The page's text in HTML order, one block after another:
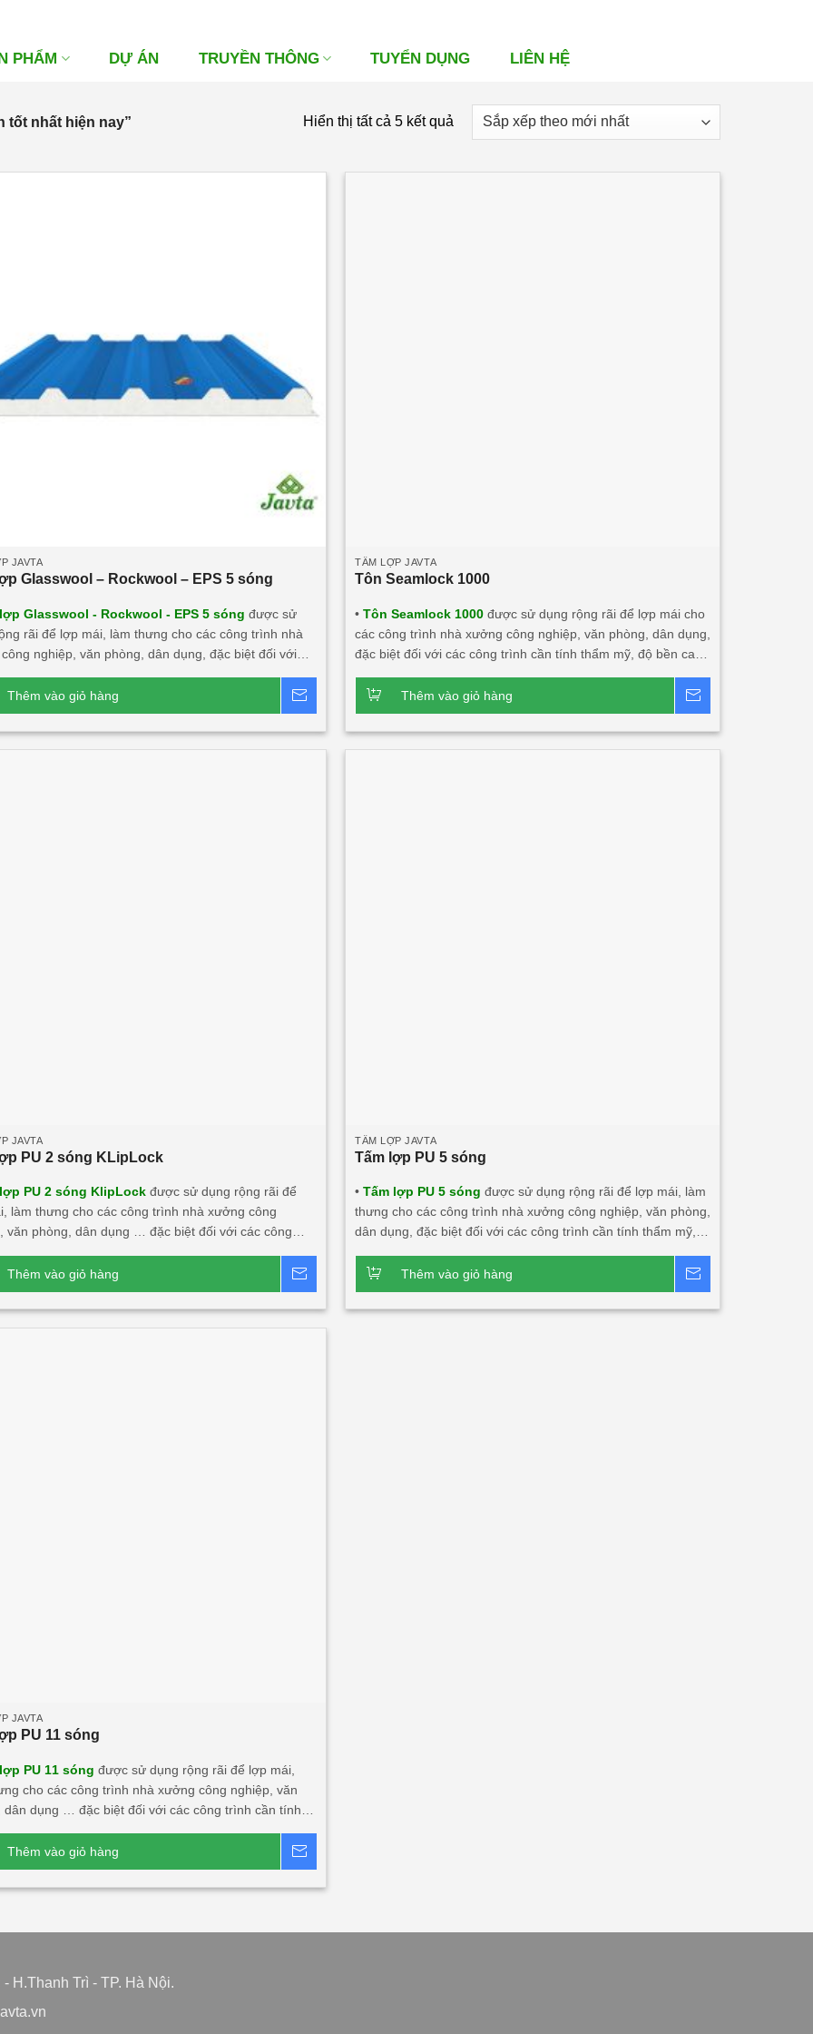
PHẨM DỰ ÁN TRUYỀN THÔNG TUYỂN DỤNG LIÊN HỆ
tốt nhất hiện nay” Hiển thị tất cả 5 kết quảĐã
sắp
JAVTA
Glasswool – Rockwool – EPS 5 sóng
Glasswool - Rockwool - EPS 5 sóng được sử
rãi để lợp mái, làm thưng cho các công trình nhà
nghiệp, văn phòng, dân dụng, đặc biệt đối với
nhiệt lớn, chống cháy. Sản phẩm này rất phù hợp
công trình.Dòng sản phẩm chính:
Tấm lợp
5 sóng 3 lớp 2 mặt tôn
Tấm lợp Rockwool 5
lớp 2 mặt tôn
Tấm lợp EPS 5 sóng công nghiệp
Thêm vào giỏ hàng Báo giá
TẤM LỢP JAVTA
Tôn Seamlock 1000
•Tôn Seamlock 1000 được sử dụng rộng rãi để lợp mái cho
các công trình nhà xưởng công nghiệp, văn phòng, dân dụng,
đặc biệt đối với các công trình cần tính thẩm mỹ, độ bền cao,
với chất liệu khác có tính năng cách âm, cách nhiệt lớn. Sản
phẩm này rất phù hợp với các công trình đối tác nước ngoài
đầu tư tại Việt Nam.
Thêm vào giỏ hàng
JAVTA
PU 2 sóng KLipLock
PU 2 sóng KlipLock được sử dụng rộng rãi để
làm thưng cho các công trình nhà xưởng công
văn phòng, dân dụng … đặc biệt đối với các công
âm, cách nhiệt lớn. Sản phẩm này rất phù hợp với
trình đối tác nước ngoài đầu tư tại Việt Nam và xuất
Để đáp ứng nhu cầu cần tấm dài vượt quá khả năng
tải (lớn hơn 33m). Chúng tôi triển khai lắp đặt dây
Thêm vào giỏ hàng Báo giá
TẤM LỢP JAVTA
Tấm lợp PU 5 sóng
•Tấm lợp PU 5 sóng được sử dụng rộng rãi để lợp mái, làm
thưng cho các công trình nhà xưởng công nghiệp, văn phòng,
dân dụng, đặc biệt đối với các công trình cần tính thẩm mỹ,
này rất phù hợp với các công trình đối tác nước ngoài đầu tư
tại Việt Nam và xuất khẩu.Dòng sản phẩm chính:
Tấm
lợp PU 5 sóng 3 lớp 2 mặt tôn
Tấm lợp PU 5 sóng 3 lớp 1
Thêm vào giỏ hàng
JAVTA
PU 11 sóng
PU 11 sóng được sử dụng rộng rãi để lợp mái,
cho các công trình nhà xưởng công nghiệp, văn
dân dụng … đặc biệt đối với các công trình cần tính
PU 11 sóng này khá phù hợp với các công trình đối
ngoài đầu tư tại Việt Nam.Dòng sản phẩm chính:
lợp PU 11 sóng 3 lớp 1 mặt tôn
Tấm lợp 11 sóng
Thêm vào giỏ hàng
H.Thanh Trì - TP. Hà Nội.